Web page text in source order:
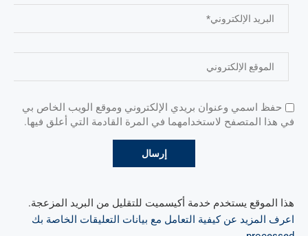
حفظ اسمي وعنوان بريدي الإلكتروني وموقع الويب الخاص بي
في هذا المتصفح لاستخدامهما في المرة القادمة التي أعلق فيها.
هذا الموقع يستخدم خدمة أكيسميت للتقليل من البريد المزعجة.
اعرف المزيد عن كيفية التعامل مع بيانات التعليقات الخاصة بك